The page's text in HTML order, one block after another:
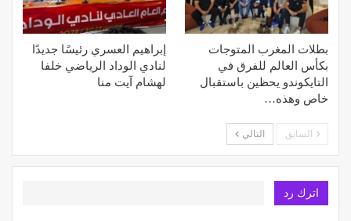
بطلات المغرب المتوجات
بكأس العالم للفرق في
التايكوندو يحظين باستقبال
خاص وهذه…
إبراهيم العسري رئيسًا جديدًا
لنادي الوداد الرياضي خلفا
لهشام آيت منا
السابق التالي
اترك رد